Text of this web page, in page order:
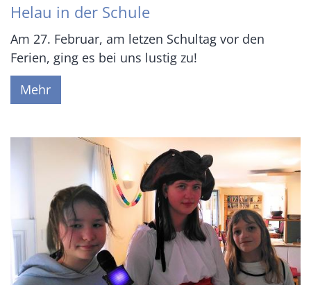
Helau in der Schule
Am 27. Februar, am letzen Schultag vor den
Ferien, ging es bei uns lustig zu!
Mehr